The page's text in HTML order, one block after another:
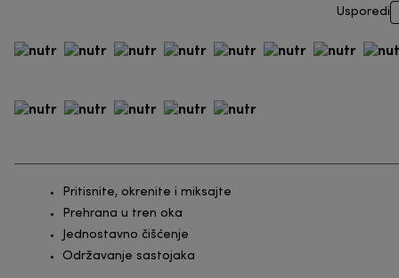
Usporedi
Pritisnite, okrenite i miksajte
Prehrana u tren oka
Jednostavno čišćenje
Održavanje sastojaka